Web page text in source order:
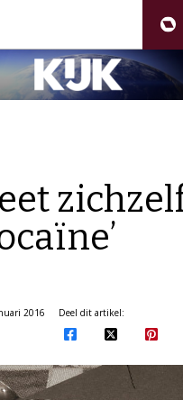
2016
Deel dit artikel: